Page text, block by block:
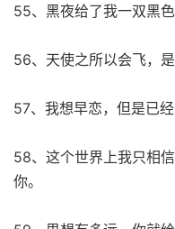
55、黑夜给了我一双黑
56、天使之所以会飞，
57、我想早恋，但是已
58、这个世界上我只相
你。